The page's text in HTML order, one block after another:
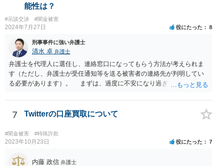
能性は？
#示談交渉 #闇金被害
2024年7月27日 役にたった 8
刑事事件に強い弁護士
清水 卓 弁護士
弁護士を代理人に選任し、連絡窓口になってもらう方法が考えられま
す（ただし、弁護士が受任通知等を送る被害者の連絡先が判明してい
る必要があります）。 まずは、過度に不安になり過ぎず、少し落ち
額を求めていく、分割等の支払方法を求めて行く等の方法もあります
し、時間的にも、今すぐではなく、時間•期間をかけて対応して行くこ
とができます。あなたが心身に変調をきたしては、元も子もありませ
んので。 いずれにしても、何かあったら速やか相談可能なお住まい
の地域の弁護士に直接相談してみて下さい（弁護士会や法テラス等で
7 Twitterの口座買取について
#闇金被害 #特殊詐欺
2023年10月23日 役にたった 7
内藤 政信 弁護士